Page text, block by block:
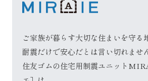
ご家族が暮らす大切な住まいを守る
耐震だけで安心だとは言い切れませ
住友ゴムの住宅用制震ユニット